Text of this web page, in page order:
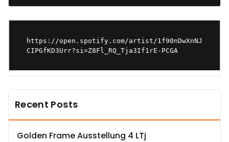
https://open.spotify.com/artist/1f90nDwXnNJ
CIPGfKD3Urr?si=Z8Fl_RQ_Tja3If1rE-PCGA
Recent Posts
Golden Frame Ausstellung 4 LTj